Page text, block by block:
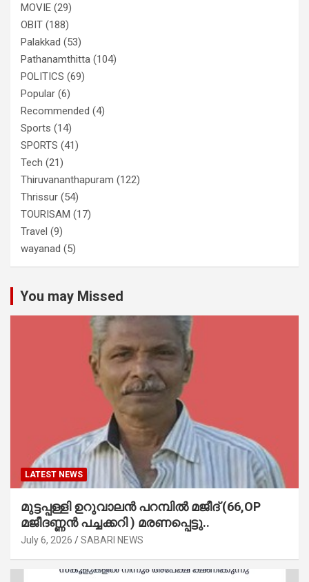
MOVIE (29)
OBIT (188)
Palakkad (53)
Pathanamthitta (104)
POLITICS (69)
Popular (6)
Recommended (4)
Sports (14)
SPORTS (41)
Tech (21)
Thiruvananthapuram (122)
Thrissur (54)
TOURISAM (17)
Travel (9)
wayanad (5)
You may Missed
LATEST NEWS
മുട്ടപ്പള്ളി ഉറുവാലൻ പറമ്പിൽ മജീദ് (66,OP
മജീദണ്ണൻ പച്ചക്കറി ) മരണപ്പെട്ടു..
July 6, 2026 SABARI NEWS